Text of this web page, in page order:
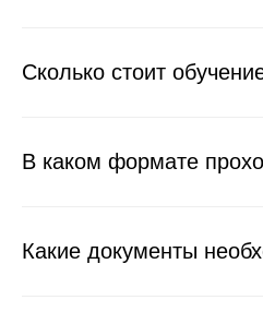
Сколько стоит
В каком формате
Какие документы